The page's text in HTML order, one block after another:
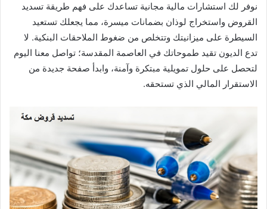
نوفر لك استشارات مالية مجانية تساعدك على فهم طريقة تسديد
القروض واستخراج لوذان بضمانات ميسرة، مما يجعلك تستعيد
السيطرة على ميزانيتك وتتخلص من ضغوط الملاحقات البنكية. لا
تدع الديون تقيد طموحاتك في العاصمة المقدسة؛ تواصل معنا اليوم
لتحصل على حلول تمويلية مبتكرة وآمنة، وابدأ صفحة جديدة من
الاستقرار المالي الذي تستحقه.